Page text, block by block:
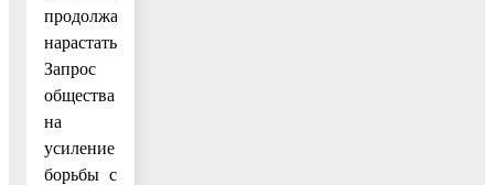
продолжает
нарастать.
Запрос
общества
на
усиление
борьбы с